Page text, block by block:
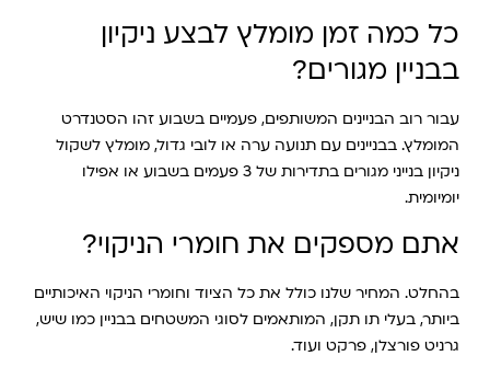
כל כמה זמן מומלץ לבצע ניקיון
בבניין מגורים?
עבור רוב הבניינים המשותפים, פעמיים בשבוע זהו הסטנדרט
המומלץ. בבניינים עם תנועה ערה או לובי גדול, מומלץ לשקול
ניקיון בנייני מגורים בתדירות של 3 פעמים בשבוע או אפילו
יומיומית.
אתם מספקים את חומרי הניקוי?
בהחלט. המחיר שלנו כולל את כל הציוד וחומרי הניקוי האיכותיים
ביותר, בעלי תו תקן, המותאמים לסוגי המשטחים בבניין כמו שיש,
גרניט פורצלן, פרקט ועוד.